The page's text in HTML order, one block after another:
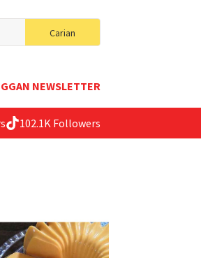
Carian
for:
NEWSLETTER
102.1K Followers